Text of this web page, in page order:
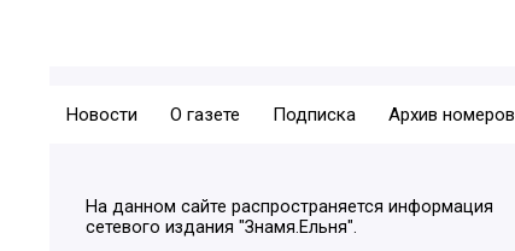
Новости О газете Подписка Архив номеров
На данном сайте распространяется информация
сетевого издания "Знамя.Ельня".